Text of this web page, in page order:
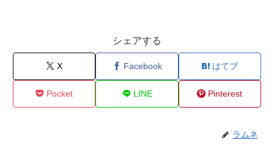
シェアする
X Facebook はてブ
Pocket LINE Pinterest
ラムネ